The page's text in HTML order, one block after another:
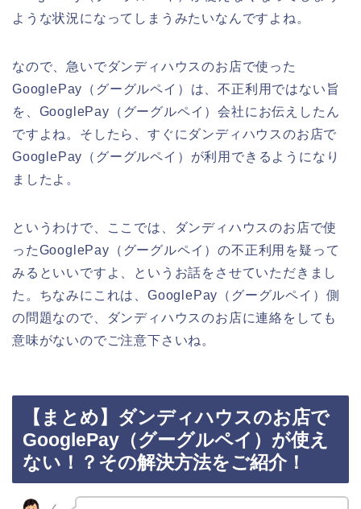
ような状況になってしまうみたいなんですよね。
なので、急いでダンディハウスのお店で使った
GooglePay（グーグルペイ）は、不正利用ではない旨
を、GooglePay（グーグルペイ）会社にお伝えしたん
ですよね。そしたら、すぐにダンディハウスのお店で
GooglePay（グーグルペイ）が利用できるようになり
ましたよ。
というわけで、ここでは、ダンディハウスのお店で使
ったGooglePay（グーグルペイ）の不正利用を疑って
みるといいですよ、というお話をさせていただきまし
た。ちなみにこれは、GooglePay（グーグルペイ）側
の問題なので、ダンディハウスのお店に連絡をしても
意味がないのでご注意下さいね。
【まとめ】ダンディハウスのお店で
GooglePay（グーグルペイ）が使え
ない！？その解決方法をご紹介！